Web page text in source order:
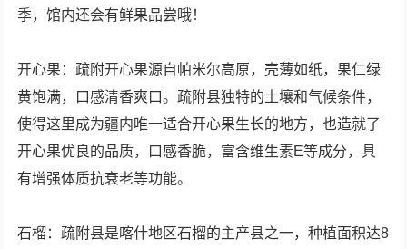
季，馆内还会有鲜果品尝哦！
开心果：疏附开心果源自帕米尔高原，壳薄如纸，果仁绿
黄饱满，口感清香爽口。疏附县独特的土壤和气候条件，
使得这里成为疆内唯一适合开心果生长的地方，也造就了
开心果优良的品质，口感香脆，富含维生素E等成分，具
有增强体质抗衰老等功能。
石榴：疏附县是喀什地区石榴的主产县之一，种植面积达8